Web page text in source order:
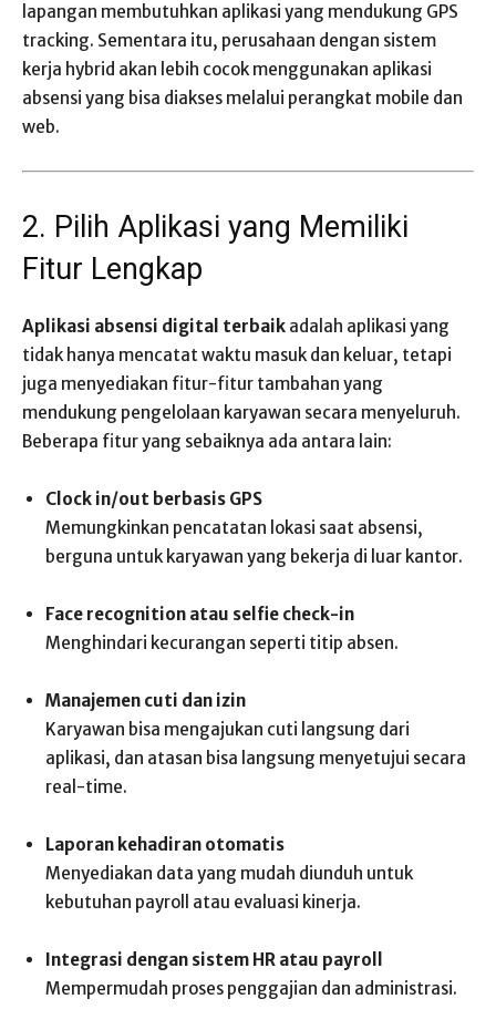
lapangan membutuhkan aplikasi yang mendukung GPS
tracking. Sementara itu, perusahaan dengan sistem
kerja hybrid akan lebih cocok menggunakan aplikasi
absensi yang bisa diakses melalui perangkat mobile dan
web.
2. Pilih Aplikasi yang Memiliki
Fitur Lengkap
Aplikasi absensi digital terbaik adalah aplikasi yang
tidak hanya mencatat waktu masuk dan keluar, tetapi
juga menyediakan fitur-fitur tambahan yang
mendukung pengelolaan karyawan secara menyeluruh.
Beberapa fitur yang sebaiknya ada antara lain:
Clock in/out berbasis GPS
Memungkinkan pencatatan lokasi saat absensi,
berguna untuk karyawan yang bekerja di luar kantor.
Face recognition atau selfie check-in
Menghindari kecurangan seperti titip absen.
Manajemen cuti dan izin
Karyawan bisa mengajukan cuti langsung dari
aplikasi, dan atasan bisa langsung menyetujui secara
real-time.
Laporan kehadiran otomatis
Menyediakan data yang mudah diunduh untuk
kebutuhan payroll atau evaluasi kinerja.
Integrasi dengan sistem HR atau payroll
Mempermudah proses penggajian dan administrasi.